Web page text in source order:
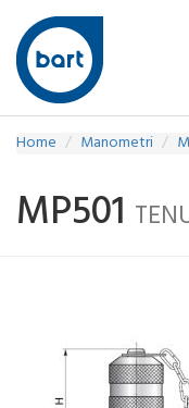
Home Manometri
MP501